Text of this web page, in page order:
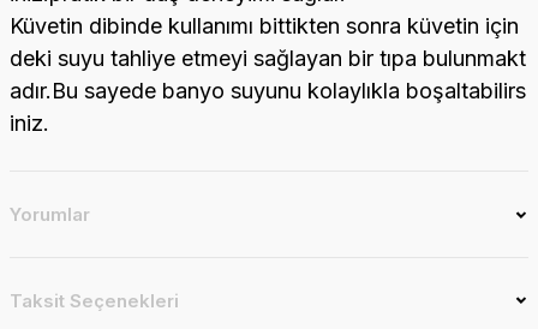
Küvetin dibinde kullanımı bittikten sonra küvetin için
deki suyu tahliye etmeyi sağlayan bir tıpa bulunmakt
adır.Bu sayede banyo suyunu kolaylıkla boşaltabilirs
iniz.
Yorumlar
Taksit Seçenekleri